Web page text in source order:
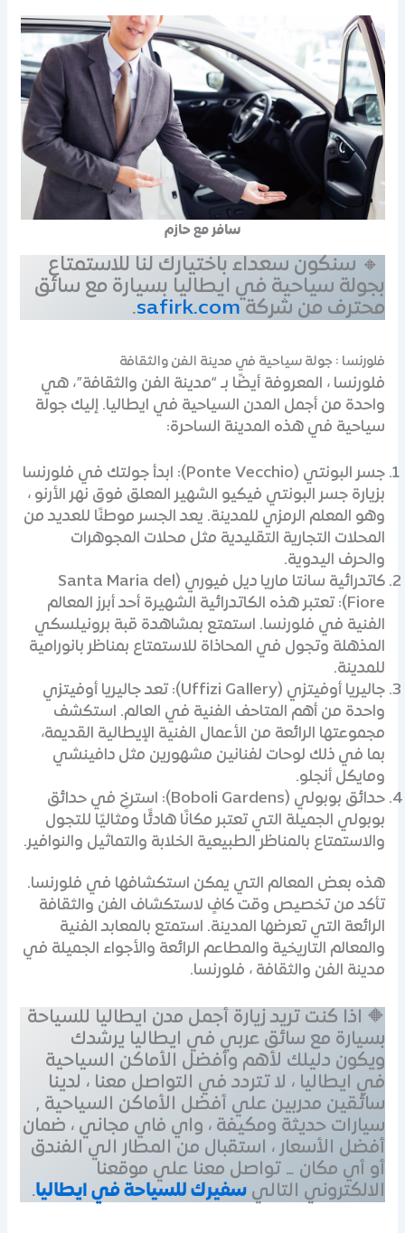
سافر مع حازم
🔸 سنكون سعداء باختيارك لنا للاستمتاع
بجولة سياحية في ايطاليا بسيارة مع سائق
محترف من شركة safirk.com
.
فلورنسا : جولة سياحية في مدينة الفن والثقافة
فلورنسا ، المعروفة أيضًا بـ “مدينة الفن والثقافة”، هي
واحدة من أجمل المدن السياحية في ايطاليا. إليك جولة
سياحية في هذه المدينة الساحرة:
جسر البونتي (Ponte Vecchio): ابدأ جولتك في فلورنسا
بزيارة جسر البونتي فيكيو الشهير المعلق فوق نهر الأرنو ،
وهو المعلم الرمزي للمدينة. يعد الجسر موطنًا للعديد من
المحلات التجارية التقليدية مثل محلات المجوهرات
والحرف اليدوية.
كاتدرائية سانتا ماريا ديل فيوري (Santa Maria del
Fiore): تعتبر هذه الكاتدرائية الشهيرة أحد أبرز المعالم
الفنية في فلورنسا. استمتع بمشاهدة قبة برونيلسكي
المذهلة وتجول في المحاذاة للاستمتاع بمناظر بانورامية
للمدينة.
جاليريا أوفيتزي (Uffizi Gallery): تعد جاليريا أوفيتزي
واحدة من أهم المتاحف الفنية في العالم. استكشف
مجموعتها الرائعة من الأعمال الفنية الإيطالية القديمة،
بما في ذلك لوحات لفنانين مشهورين مثل دافينشي
ومايكل أنجلو.
حدائق بوبولي (Boboli Gardens): استرخِ في حدائق
بوبولي الجميلة التي تعتبر مكانًا هادئًا ومثاليًا للتجول
والاستمتاع بالمناظر الطبيعية الخلابة والتماثيل والنوافير.
هذه بعض المعالم التي يمكن استكشافها في فلورنسا.
تأكد من تخصيص وقت كافٍ لاستكشاف الفن والثقافة
الرائعة التي تعرضها المدينة. استمتع بالمعابد الفنية
والمعالم التاريخية والمطاعم الرائعة والأجواء الجميلة في
مدينة الفن والثقافة ، فلورنسا.
🔶 اذا كنت تريد زيارة أجمل مدن ايطاليا للسياحة
بسيارة مع سائق عربي في ايطاليا يرشدك
ويكون دليلك لأهم وأفضل الأماكن السياحية
في ايطاليا ، لا تتردد في التواصل معنا ، لدينا
سائقين مدربين علي أفضل الأماكن السياحية ,
سيارات حديثة ومكيفة ، واي فاي مجاني ، ضمان
أفضل الأسعار ، استقبال من المطار الي الفندق
أو أي مكان … تواصل معنا علي موقعنا
الالكتروني التاليسفيرك للسياحة في ايطاليا.